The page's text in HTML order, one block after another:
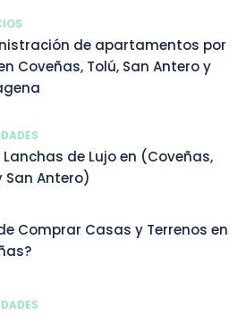
de apartamentos por
Coveñas, Tolú, San Antero y
Lanchas de Lujo en (Coveñas,
San Antero)
Comprar Casas y Terrenos en